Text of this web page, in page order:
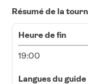
Résumé de la
Heure de fin
19:00
Langues du guide